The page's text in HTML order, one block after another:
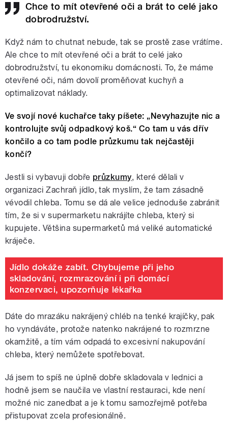
Chce to mít otevřené oči a brát to celé jako
dobrodružství.
Když nám to chutnat nebude, tak se prostě zase vrátíme.
Ale chce to mít otevřené oči a brát to celé jako
dobrodružství, tu ekonomiku domácnosti. To, že máme
otevřené oči, nám dovolí proměňovat kuchyň a
optimalizovat náklady.
Ve svojí nové kuchařce taky píšete: „Nevyhazujte nic a
kontrolujte svůj odpadkový koš.“ Co tam u vás dřív
končilo a co tam podle průzkumu tak nejčastěji
končí?
Jestli si vybavuji dobře průzkumy, které dělali v
organizaci Zachraň jídlo, tak myslím, že tam zásadně
vévodil chleba. Tomu se dá ale velice jednoduše zabránit
tím, že si v supermarketu nakrájíte chleba, který si
kupujete. Většina supermarketů má veliké automatické
kráječe.
Jídlo dokáže zabít. Chybujeme při jeho
skladování, rozmrazování i při domácí
konzervaci, upozorňuje lékařka
Dáte do mrazáku nakrájený chléb na tenké krajíčky, pak
ho vyndáváte, protože natenko nakrájené to rozmrzne
okamžitě, a tím vám odpadá to excesivní nakupování
chleba, který nemůžete spotřebovat.
Já jsem to spíš ne úplně dobře skladovala v lednici a
hodně jsem se naučila ve vlastní restauraci, kde není
možné nic zanedbat a je k tomu samozřejmě potřeba
přistupovat zcela profesionálně.